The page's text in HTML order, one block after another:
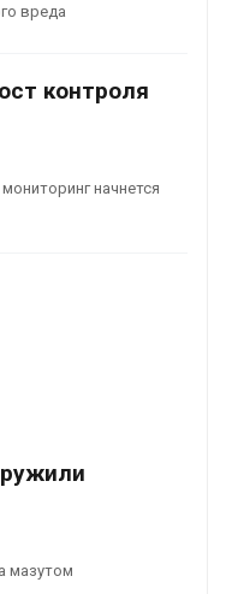
вреда
контроля
начнется
мазутом